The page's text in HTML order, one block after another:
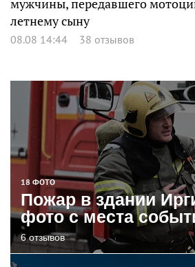
мужчины, передавшего
летнему сыну
08.08 14:44 38 отзывов
18 ФОТО
Пожар в здании
фото с места
6 отзывов